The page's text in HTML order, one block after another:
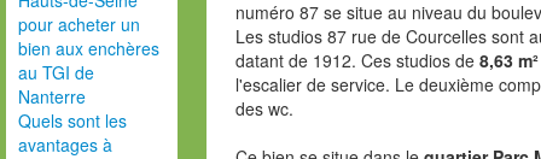
pour acheter un
bien aux enchères
au TGI de
Nanterre
Quels sont les
avantages à
numéro 87 se situe au niveau du
Les studios 87 rue de Courcelles sont
datant de 1912. Ces studios de 8,63 m²
l'escalier de service. Le deuxième
des wc.